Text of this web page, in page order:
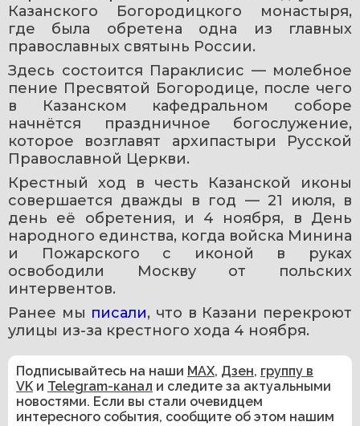
Казанского Богородицкого монастыря,
где была обретена одна из главных
православных святынь России.
Здесь состоится Параклисис — молебное
пение Пресвятой Богородице, после чего
в Казанском кафедральном соборе
начнётся праздничное богослужение,
которое возглавят архипастыри Русской
Православной Церкви.
Крестный ход в честь Казанской иконы
совершается дважды в год — 21 июля, в
день её обретения, и 4 ноября, в День
народного единства, когда войска Минина
и Пожарского с иконой в руках
освободили Москву от польских
интервентов.
Ранее мы писали, что в Казани перекроют
улицы из-за крестного хода 4 ноября.
Подписывайтесь на наши MAX, Дзен, группу в
VK и Telegram-канал и следите за актуальными
новостями. Если вы стали очевидцем
интересного события, сообщите об этом нашим